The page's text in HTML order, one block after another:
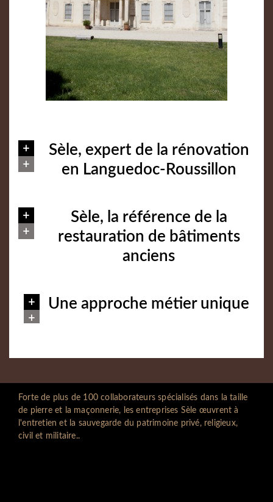
Sèle, expert de la rénovation
en Languedoc-Roussillon
Sèle, la référence de la
restauration de bâtiments
anciens
Une approche métier unique
Forte de plus de 100 collaborateurs spécialisés dans la taille
de pierre et la maçonnerie, les entreprises Sèle œuvrent à
l'entretien et la sauvegarde du patrimoine privé, religieux,
civil et militaire..